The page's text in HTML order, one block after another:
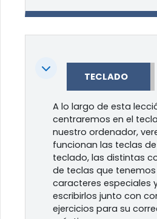
Colapsar TECLADO
A lo largo de esta
centraremos en el
nuestro ordenador,
funcionan las teclas
teclado, las distintas
de teclas que
caracteres especiales
escribirlos junto con
ejercicios para su